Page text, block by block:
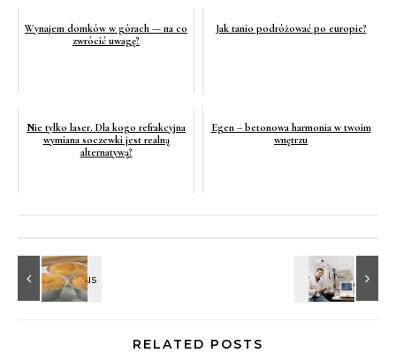
Wynajem domków w górach — na co
zwrócić uwagę?
Jak tanio podróżować po europie?
Nie tylko laser. Dla kogo refrakcyjna
wymiana soczewki jest realną
alternatywą?
Egen – betonowa harmonia w twoim
wnętrzu
RELATED POSTS